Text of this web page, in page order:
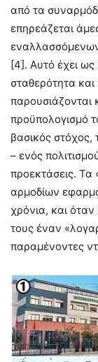
από τα
επηρεάζεται
[4]. Αυτό έχει ως
σταθερότητα
παρουσιάζονται
προϋπολογισμό
βασικός στόχος,
– ενός
προεκτάσεις.
αρμοδίων
χρόνια, και
τους έναν
παραμένοντες